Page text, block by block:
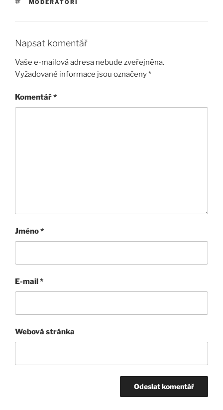
ŠTÍTKY
MODERÁTOŘI
Napsat komentář
Vaše e-mailová adresa nebude zveřejněna.
Vyžadované informace jsou označeny*
Komentář*
Jméno*
E-mail*
Webová stránka